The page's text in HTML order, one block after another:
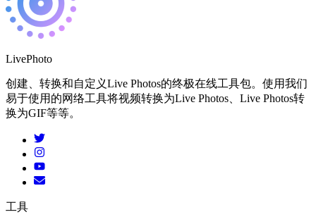
LivePhoto
创建、转换和自定义Live Photos的终极在线工具包。使用我们
易于使用的网络工具将视频转换为Live Photos、Live Photos转
换为GIF等等。
工具